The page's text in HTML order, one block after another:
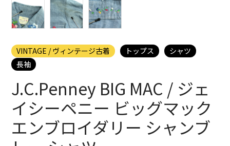
VINTAGE / ヴィンテージ古着 トップス
シャツ
長袖
J.C.Penney BIG MAC / ジェ
イシーペニー ビッグマック
エンブロイダリー シャンブ